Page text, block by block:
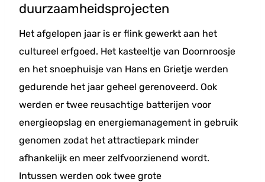
duurzaamheidsprojecten
Het afgelopen jaar is er flink gewerkt aan het
cultureel erfgoed. Het kasteeltje van Doornroosje
en het snoephuisje van Hans en Grietje werden
gedurende het jaar geheel gerenoveerd. Ook
werden er twee reusachtige batterijen voor
energieopslag en energiemanagement in gebruik
genomen zodat het attractiepark minder
afhankelijk en meer zelfvoorzienend wordt.
Intussen werden ook twee grote